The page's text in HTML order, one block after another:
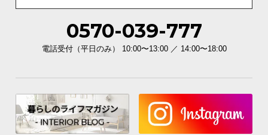
0570-039-777
電話受付（平日のみ） 10:00〜13:00 ／ 14:00〜18:00